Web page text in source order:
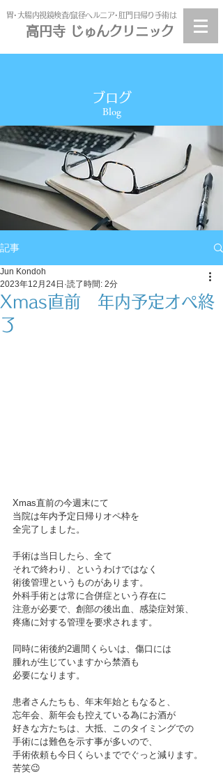
高円寺 じゅんクリニック
​胃･大腸内視鏡検査/鼠径ヘルニア･肛門日帰り手術は
高円寺 じゅんクリニック
ブログ
Blog
記事
Xmas直前 年内予定オペ終
了
Jun Kondoh
2023年12月24日 読了時間: 2分
Xmas直前の今週末にて
当院は年内予定日帰りオペ枠を
全完了しました。
手術は当日したら、全て
それで終わり、というわけではなく
術後管理というものがあります。
外科手術とは常に合併症という存在に
注意が必要で、創部の後出血、感染症対策、
疼痛に対する管理を要求されます。
同時に術後約2週間くらいは、傷口には
腫れが生じていますから禁酒も
必要になります。
患者さんたちも、年末年始ともなると、
忘年会、新年会も控えている為にお酒が
好きな方たちは、大抵、このタイミングでの
手術には難色を示す事が多いので、
手術依頼も今日くらいまででぐっと減ります。
苦笑😉